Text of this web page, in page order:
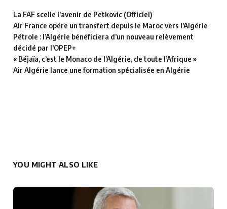
La FAF scelle l’avenir de Petkovic (Officiel)
Air France opére un transfert depuis le Maroc vers l’Algérie
Pétrole : l’Algérie bénéficiera d’un nouveau relèvement
décidé par l’OPEP+
« Béjaïa, c’est le Monaco de l’Algérie, de toute l’Afrique »
Air Algérie lance une formation spécialisée en Algérie
YOU MIGHT ALSO LIKE